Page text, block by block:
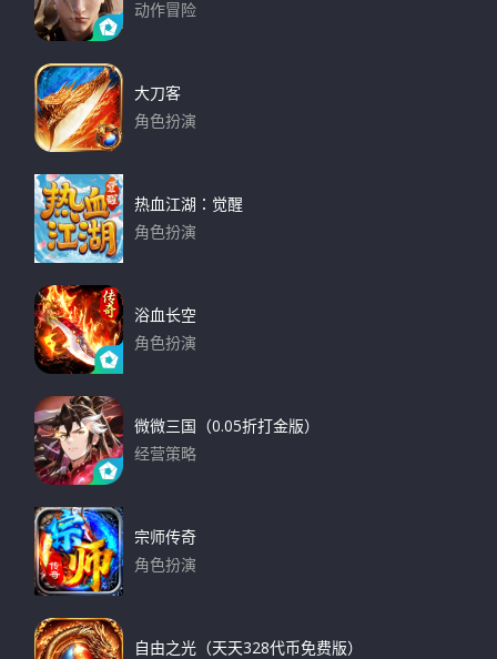
动作冒险
大刀客
角色扮演
热血江湖：觉醒
角色扮演
浴血长空
角色扮演
微微三国（0.05折打金版）
经营策略
宗师传奇
角色扮演
自由之光（天天328代币免费版）